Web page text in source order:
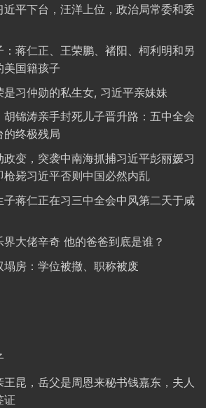
平下台，汪洋上位，政治局常委和委
蒋仁正、王荣鹏、褚阳、柯利明和另
美国籍孩子
习仲勋的私生女, 习近平亲妹妹
锦涛亲手封死儿子晋升路：五中全会
的终极残局
变，突袭中南海抓捕习近平彭丽媛习
枪毙习近平否则中国必然内乱
子蒋仁正在习三中全会中风第二天于咸
大佬辛奇 他的爸爸到底是谁？
房：学位被撤、职称被废
昆，岳父是周恩来秘书钱嘉东，夫人
证